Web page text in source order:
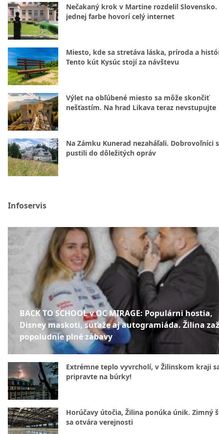
Nečakaný krok v Martine rozdelil Slovensko.
jednej farbe hovorí celý internet
Miesto, kde sa stretáva láska, príroda a
Tento kút Kysúc stojí za návštevu
Výlet na obľúbené miesto sa môže skončiť
nešťastím. Na hrad Likava teraz nevstupujte
Na Zámku Kunerad nezaháľali. Dobrovoľníci
pustili do dôležitých opráv
Infoservis
BACK TO SCHOOL v OC MIRAGE: Populárni hostia,
Disney maskoti, súťaže aj autogramiáda. Žilina
popoludnie plné zábavy
Extrémne teplo vyvrcholí, v Žilinskom kraji
pripravte na búrky!
Horúčavy útočia, Žilina ponúka únik. Zimný
sa otvára verejnosti